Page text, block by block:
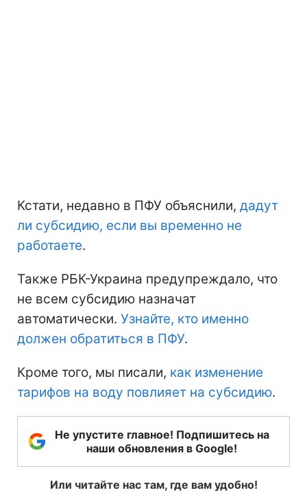
Кстати, недавно в ПФУ объяснили, дадут
ли субсидию, если вы временно не
работаете.
Также РБК-Украина предупреждало, что
не всем субсидию назначат
автоматически. Узнайте, кто именно
должен обратиться в ПФУ.
Кроме того, мы писали, как изменение
тарифов на воду повлияет на субсидию.
Не упустите главное! Подпишитесь на
наши обновления в Google!
Или читайте нас там, где вам удобно!